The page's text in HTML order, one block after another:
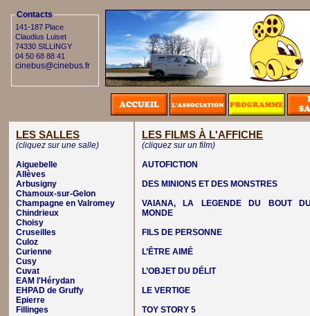
Contacts
141-187 Place
Claudius Luiset
74330 SILLINGY
04 50 68 88 41
cinebus@cinebus.fr
LES SALLES
(cliquez sur une salle)
Aiguebelle
Allèves
Arbusigny
Chamoux-sur-Gelon
Champagne en Valromey
Chindrieux
Choisy
Cruseilles
Culoz
Curienne
Cusy
Cuvat
EAM l'Hérydan
EHPAD de Gruffy
Epierre
Fillinges
LES FILMS À L'AFFICHE
(cliquez sur un film)
AUTOFICTION
DES MINIONS ET DES MONSTRES
VAIANA, LA LEGENDE DU BOUT
MONDE
FILS DE PERSONNE
L’ÊTRE AIMÉ
L’OBJET DU DÉLIT
LE VERTIGE
TOY STORY 5